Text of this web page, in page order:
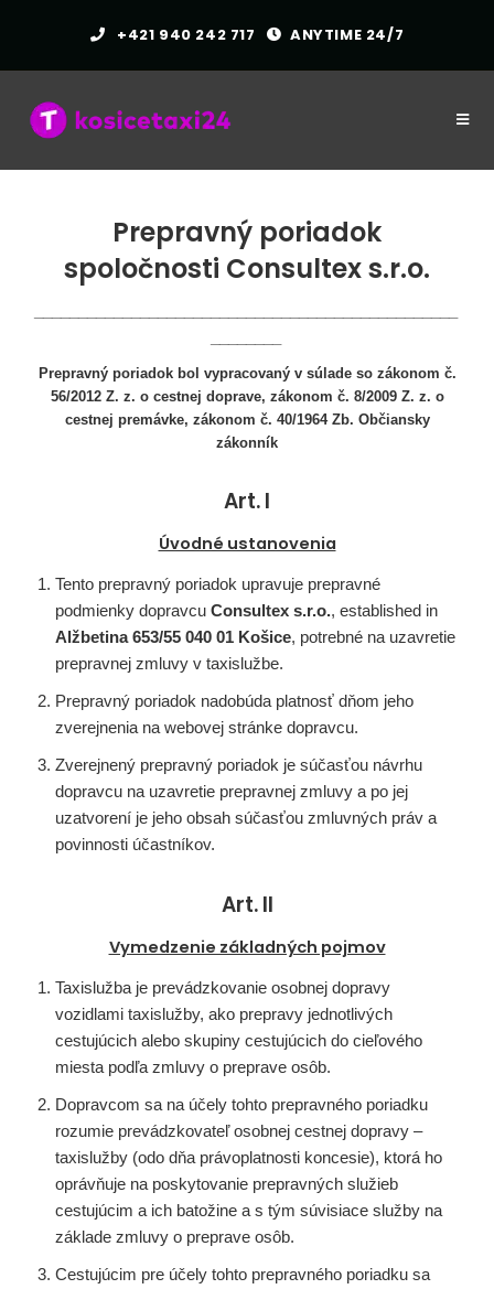
+421 940 242 717 ANYTIME 24/7
Prepravný poriadok
spoločnosti Consultex s.r.o.
Prepravný poriadok bol vypracovaný v súlade so zákonom č.
56/2012 Z. z. o cestnej doprave, zákonom č. 8/2009 Z. z. o
cestnej premávke, zákonom č. 40/1964 Zb. Občiansky
zákonník
Art. I
Úvodné ustanovenia
Tento prepravný poriadok upravuje prepravné
podmienky dopravcu Consultex s.r.o., established in
Alžbetina 653/55 040 01 Košice, potrebné na uzavretie
prepravnej zmluvy v taxislužbe.
Prepravný poriadok nadobúda platnosť dňom jeho
zverejnenia na webovej stránke dopravcu.
Zverejnený prepravný poriadok je súčasťou návrhu
dopravcu na uzavretie prepravnej zmluvy a po jej
uzatvorení je jeho obsah súčasťou zmluvných práv a
povinnosti účastníkov.
Art. II
Vymedzenie základných pojmov
Taxislužba je prevádzkovanie osobnej dopravy
vozidlami taxislužby, ako prepravy jednotlivých
cestujúcich alebo skupiny cestujúcich do cieľového
miesta podľa zmluvy o preprave osôb.
Dopravcom sa na účely tohto prepravného poriadku
rozumie prevádzkovateľ osobnej cestnej dopravy –
taxislužby (odo dňa právoplatnosti koncesie), ktorá ho
oprávňuje na poskytovanie prepravných služieb
cestujúcim a ich batožine a s tým súvisiace služby na
základe zmluvy o preprave osôb.
Cestujúcim pre účely tohto prepravného poriadku sa